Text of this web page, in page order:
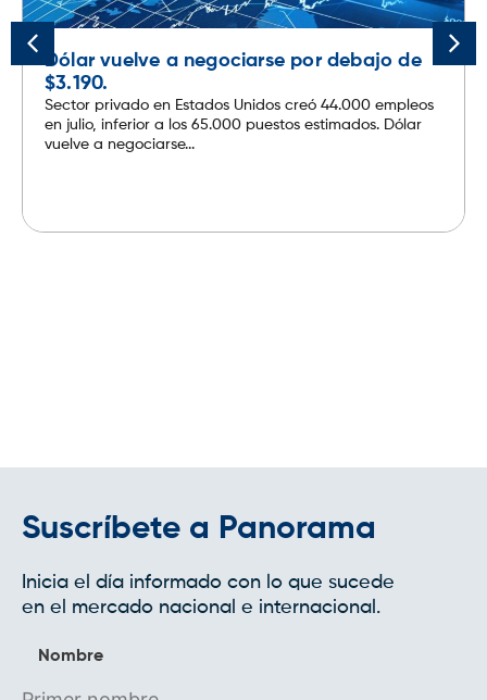
Dólar vuelve a negociarse por debajo de
$3.190.
Sector privado en Estados Unidos creó 44.000 empleos
en julio, inferior a los 65.000 puestos estimados. Dólar
vuelve a negociarse...
Suscríbete a Panorama
Inicia el día informado con lo que sucede
en el mercado nacional e internacional.
Nombre